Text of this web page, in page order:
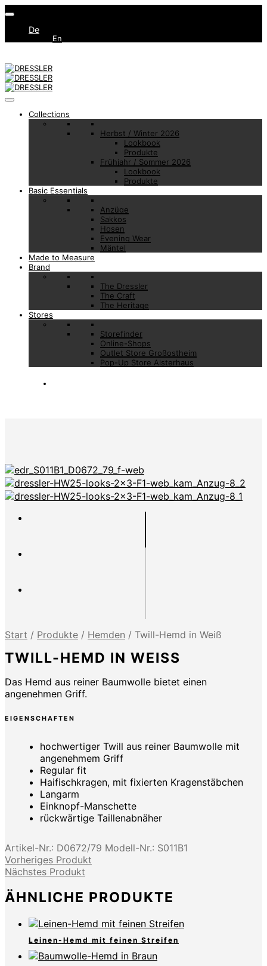
De
En
Collections
Herbst / Winter 2026
Lookbook
Produkte
Frühjahr / Sommer 2026
Lookbook
Produkte
Basic Essentials
Anzüge
Sakkos
Hosen
Evening Wear
Mäntel
Made to Measure
Brand
The Dressler
The Craft
The Heritage
Stores
Storefinder
Online-Shops
Outlet Store Großostheim
Pop-Up Store Alsterhaus
Start / Produkte / Hemden / Twill-Hemd in Weiß
TWILL-HEMD IN WEISS
Das Hemd aus reiner Baumwolle bietet einen
angenehmen Griff.
EIGENSCHAFTEN
hochwertiger Twill aus reiner Baumwolle mit
angenehmem Griff
Regular fit
Haifischkragen, mit fixierten Kragenstäbchen
Langarm
Einknopf-Manschette
rückwärtige Taillenabnäher
Artikel-Nr.: D0672/79 Modell-Nr.: S011B1
Vorheriges Produkt
Nächstes Produkt
ÄHNLICHE PRODUKTE
Leinen-Hemd mit feinen Streifen